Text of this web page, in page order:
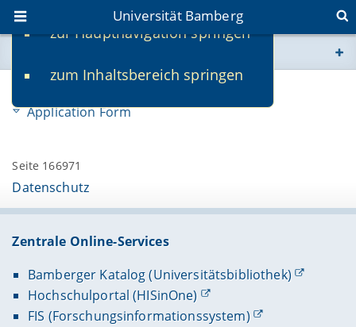
zur Hauptnavigation springen
zum Inhaltsbereich springen
Universität Bamberg
www.uni-bamberg.de
Application Form
Seite 166971
Datenschutz
Zentrale Online-Services
Bamberger Katalog (Universitätsbibliothek)
Hochschulportal (HISinOne)
FIS (Forschungsinformationssystem)